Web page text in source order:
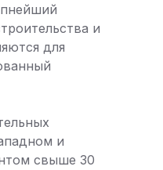
и
для
и
свыше 30